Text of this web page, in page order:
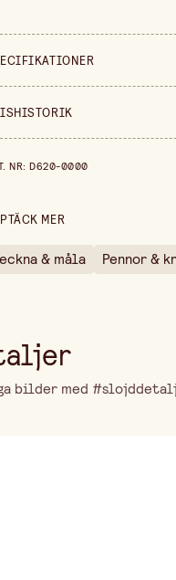
i
NR:D620-0000
MER
& måla Pennor &
bilder med